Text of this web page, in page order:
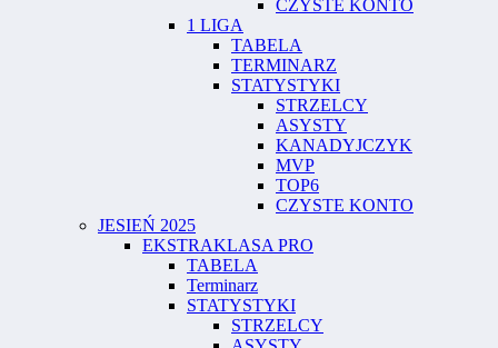
CZYSTE KONTO
1 LIGA
TABELA
TERMINARZ
STATYSTYKI
STRZELCY
ASYSTY
KANADYJCZYK
MVP
TOP6
CZYSTE KONTO
JESIEŃ 2025
EKSTRAKLASA PRO
TABELA
Terminarz
STATYSTYKI
STRZELCY